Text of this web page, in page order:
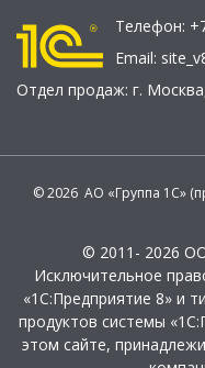
Телефон:
Email:
Отдел продаж: г. Москва
© 2026 АО «Группа 1С»
© 2011- 2026
Исключительное
«1С:Предприятие 8» и
продуктов системы
этом сайте,